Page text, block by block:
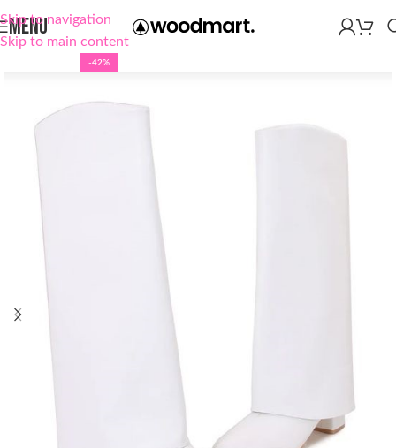
Skip to navigation
Skip to main content
MENU
-42%